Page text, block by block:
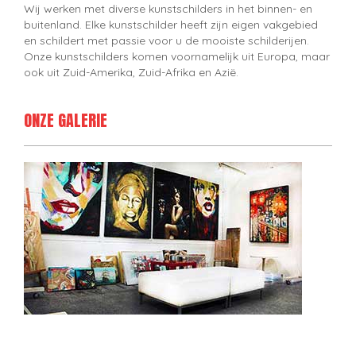
Wij werken met diverse kunstschilders in het binnen- en
buitenland. Elke kunstschilder heeft zijn eigen vakgebied
en schildert met passie voor u de mooiste schilderijen.
Onze kunstschilders komen voornamelijk uit Europa, maar
ook uit Zuid-Amerika, Zuid-Afrika en Azië.
ONZE GALERIE